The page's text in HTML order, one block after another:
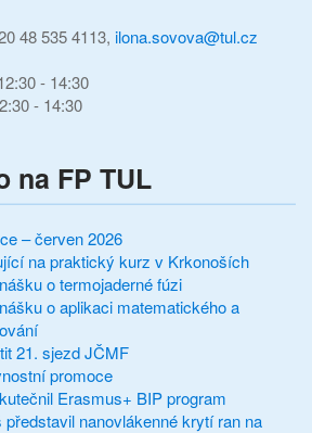
48 535 4113, ilona.sovova@tul.cz
- 14:30
- 14:30
na FP TUL
– červen 2026
na praktický kurz v Krkonoších
o termojaderné fúzi
o aplikaci matematického a
21. sjezd JČMF
promoce
Erasmus+ BIP program
představil nanovlákenné krytí ran na